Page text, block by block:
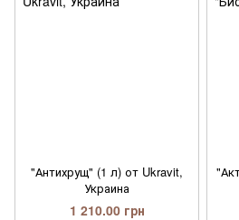
"Антихрущ" (1 л) от Ukravit,
Украина
1 210.00 грн